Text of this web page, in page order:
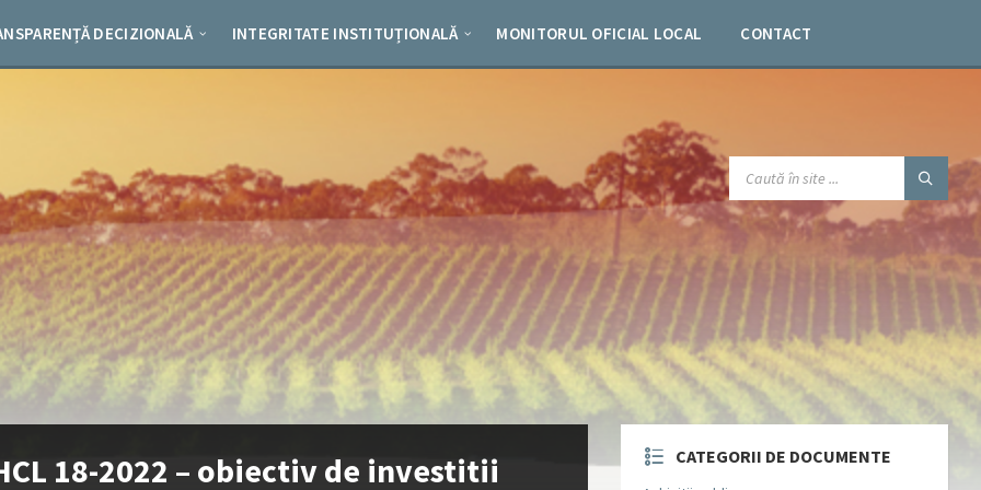
DECIZIONALĂ INTEGRITATE INSTITUȚIONALĂ MONITORUL OFICIAL LOCAL CONTACT
SEARCH:
18-2022 – obiectiv de investitii
CATEGORII DE DOCUMENTE